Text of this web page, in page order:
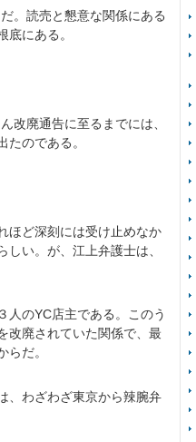
。読売と懇意な関係にある
にある。
改廃通告に至るまでには、
のである。
ほど深刻には受け止めなか
い。が、江上弁護士は、
人のYC店主である。このう
改廃されていた関係で、最
だ。
、わざわざ東京から辣腕弁